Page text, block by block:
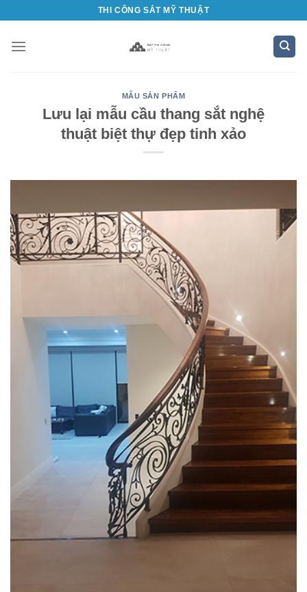
nội
THI CÔNG SẮT MỸ THUẬT
MẪU SẢN PHẨM
Lưu lại mẫu cầu thang sắt nghệ
thuật biệt thự đẹp tinh xảo